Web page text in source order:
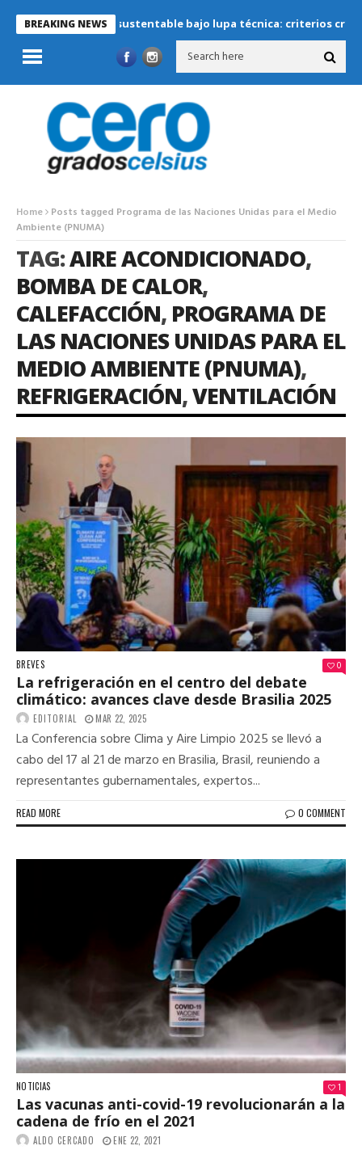
BREAKING NEWSsustentable bajo lupa técnica: criterios críticos
Home Posts tagged Programa de las Naciones Unidas para el Medio
Ambiente (PNUMA)
TAG:AIRE ACONDICIONADO,
BOMBA DE CALOR,
CALEFACCIÓN, PROGRAMA DE
LAS NACIONES UNIDAS PARA EL
MEDIO AMBIENTE (PNUMA),
REFRIGERACIÓN,VENTILACIÓN
BREVES 0
La refrigeración en el centro del debate
climático: avances clave desde Brasilia 2025
EDITORIAL MAR 22, 2025
La Conferencia sobre Clima y Aire Limpio 2025 se llevó a
cabo del 17 al 21 de marzo en Brasilia, Brasil, reuniendo a
representantes gubernamentales, expertos...
READ MORE 0 COMMENT
NOTICIAS 1
Las vacunas anti-covid-19 revolucionarán a la
cadena de frío en el 2021
ALDO CERCADO ENE 22, 2021